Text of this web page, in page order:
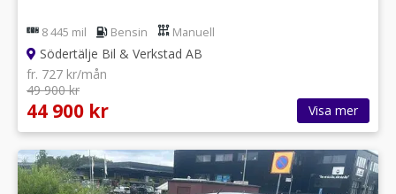
8 445 mil Bensin Manuell
Södertälje Bil & Verkstad AB
fr. 727 kr/mån
49 900 kr
44 900 kr Visa mer